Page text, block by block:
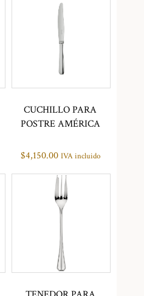
CUCHILLO PARA
POSTRE AMÉRICA
$4,150.00 IVA incluido